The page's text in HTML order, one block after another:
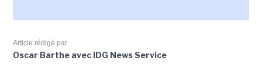
Article rédigé par
Oscar Barthe avec IDG News Service